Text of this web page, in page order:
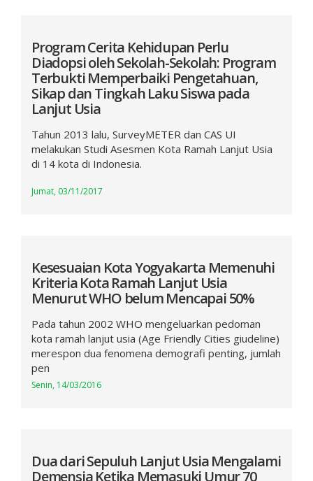
Program Cerita Kehidupan Perlu
Diadopsi oleh Sekolah-Sekolah: Program
Terbukti Memperbaiki Pengetahuan,
Sikap dan Tingkah Laku Siswa pada
Lanjut Usia
Tahun 2013 lalu, SurveyMETER dan CAS UI
melakukan Studi Asesmen Kota Ramah Lanjut Usia
di 14 kota di Indonesia.
Jumat, 03/11/2017
Kesesuaian Kota Yogyakarta Memenuhi
Kriteria Kota Ramah Lanjut Usia
Menurut WHO belum Mencapai 50%
Pada tahun 2002 WHO mengeluarkan pedoman
kota ramah lanjut usia (Age Friendly Cities giudeline)
merespon dua fenomena demografi penting, jumlah
pen
Senin, 14/03/2016
Dua dari Sepuluh Lanjut Usia Mengalami
Demensia Ketika Memasuki Umur 70